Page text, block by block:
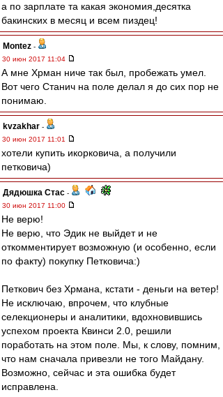
а по зарплате та какая экономия,десятка
бакинских в месяц и всем пиздец!
Montez -
30 июн 2017 11:04
А мне Хрман ниче так был, пробежать умел.
Вот чего Станич на поле делал я до сих пор не
понимаю.
kvzakhar -
30 июн 2017 11:01
хотели купить икорковича, а получили
петковича)
Дядюшка Стас -
30 июн 2017 11:00
Не верю!
Не верю, что Эдик не выйдет и не
откомментирует возможную (и особенно, если
по факту) покупку Петковича:)
Петкович без Хрмана, кстати - деньги на ветер!
Не исключаю, впрочем, что клубные
селекционеры и аналитики, вдохновившись
успехом проекта Квинси 2.0, решили
поработать на этом поле. Мы, к слову, помним,
что нам сначала привезли не того Майдану.
Возможно, сейчас и эта ошибка будет
исправлена.